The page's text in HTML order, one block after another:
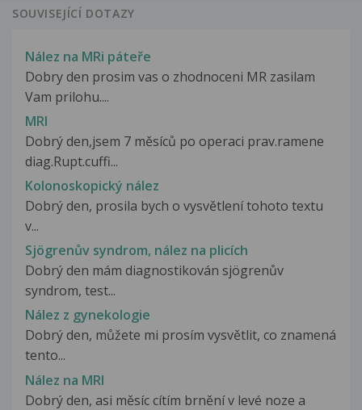
SOUVISEJÍCÍ DOTAZY
Nález na MRi páteře
Dobry den prosim vas o zhodnoceni MR zasilam
Vam prilohu....
MRI
Dobrý den,jsem 7 měsíců po operaci prav.ramene
diag.Rupt.cuffi...
Kolonoskopický nález
Dobrý den, prosila bych o vysvětlení tohoto textu
v...
Sjögrenův syndrom, nález na plicích
Dobrý den mám diagnostikován sjögrenův
syndrom, test...
Nález z gynekologie
Dobrý den, můžete mi prosím vysvětlit, co znamená
tento...
Nález na MRI
Dobrý den, asi měsíc cítím brnění v levé noze a